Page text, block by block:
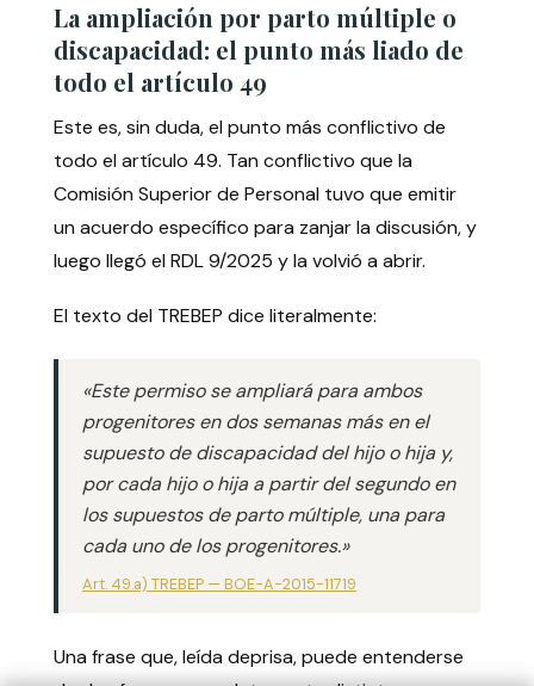
La ampliación por parto múltiple o
discapacidad: el punto más liado de
todo el artículo 49
Este es, sin duda, el punto más conflictivo de
todo el artículo 49. Tan conflictivo que la
Comisión Superior de Personal tuvo que emitir
un acuerdo específico para zanjar la discusión, y
luego llegó el RDL 9/2025 y la volvió a abrir.
El texto del TREBEP dice literalmente:
«Este permiso se ampliará para ambos
progenitores en dos semanas más en el
supuesto de discapacidad del hijo o hija y,
por cada hijo o hija a partir del segundo en
los supuestos de parto múltiple, una para
cada uno de los progenitores.»
Art. 49.a) TREBEP — BOE-A-2015-11719
Una frase que, leída deprisa, puede entenderse